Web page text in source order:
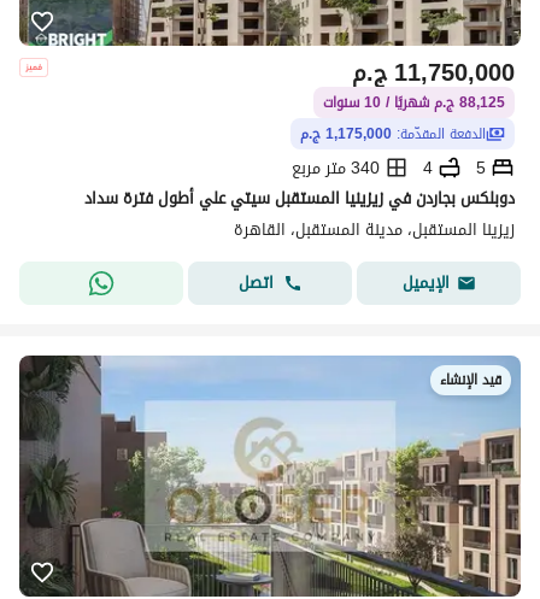
ج.م11,750,000
88,125 ج.م شهريًا / 10 سنوات
الدفعة المقدّمة: 1,175,000 ج.م
5
4
340 متر مربع
دوبلكس بجاردن في زيزينيا المستقبل سيتي علي أطول فترة سداد
زيزينا المستقبل، مدينة المستقبل، القاهرة
الإيميل
اتصل
قيد الإنشاء